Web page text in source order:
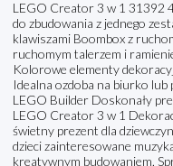
LEGO Creator 3 w 1 31392
do zbudowania z jednego
klawiszami Boombox z
ruchomym talerzem i
Kolorowe elementy
Idealna ozdoba na biurko
LEGO Builder Doskonały
LEGO Creator 3 w 1
świetny prezent dla
dzieci zainteresowane
kreatywnym budowaniem.